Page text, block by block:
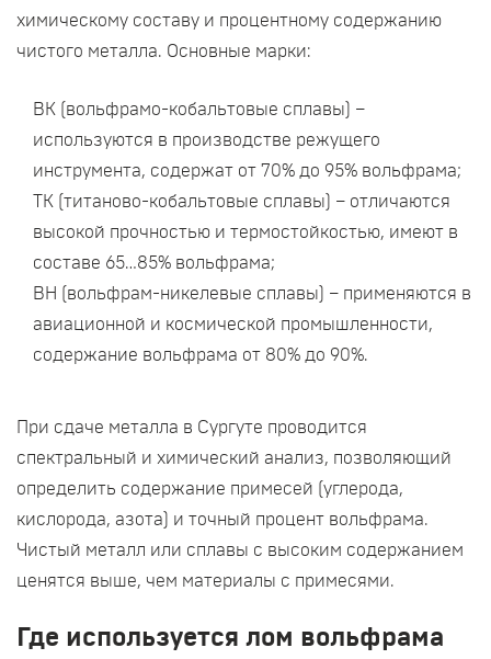
химическому составу и процентному содержанию
чистого металла. Основные марки:
ВК (вольфрамо-кобальтовые сплавы) –
используются в производстве режущего
инструмента, содержат от 70% до 95% вольфрама;
ТК (титаново-кобальтовые сплавы) – отличаются
высокой прочностью и термостойкостью, имеют в
составе 65…85% вольфрама;
ВН (вольфрам-никелевые сплавы) – применяются в
авиационной и космической промышленности,
содержание вольфрама от 80% до 90%.
При сдаче металла в Сургуте проводится
спектральный и химический анализ, позволяющий
определить содержание примесей (углерода,
кислорода, азота) и точный процент вольфрама.
Чистый металл или сплавы с высоким содержанием
ценятся выше, чем материалы с примесями.
Где используется лом вольфрама